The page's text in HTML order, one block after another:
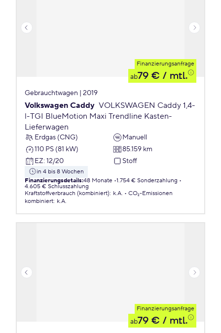
Finanzierungsanfrage
ab79 € / mtl.
Gebrauchtwagen | 2019
Volkswagen Caddy VOLKSWAGEN Caddy 1,4-
l-TGI BlueMotion Maxi Trendline Kasten-
Lieferwagen
Erdgas (CNG)
Manuell
110 PS (81 kW)
85.159 km
EZ: 12/20 Stoff
in 4 bis 8 Wochen
Finanzierungsdetails:48 Monate 1.754 € Sonderzahlung
4.605 € Schlusszahlung
Kraftstoffverbrauch (kombiniert): k.A.
CO₂-Emissionen
kombiniert: k.A.
Finanzierungsanfrage
ab79 € / mtl.